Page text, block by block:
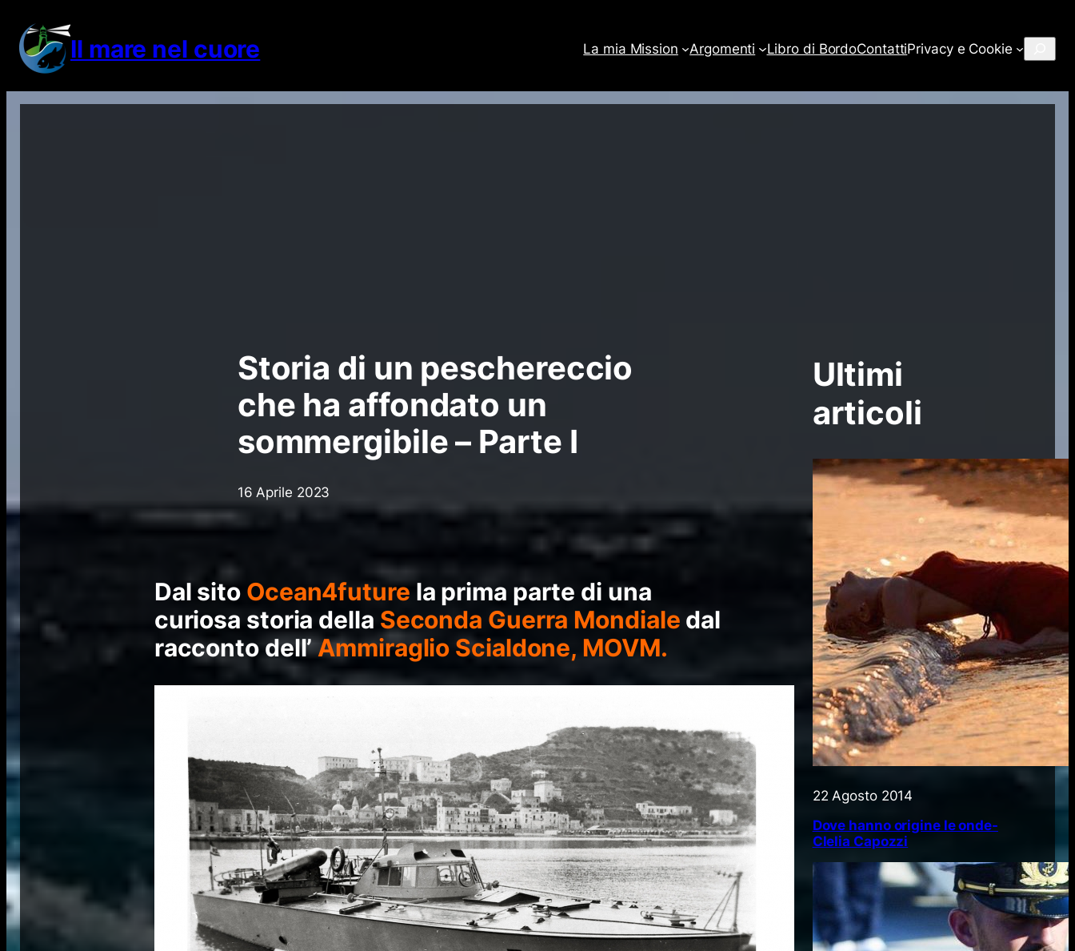
contenuto Il mare nel cuore La mia Mission Argomenti Libro di BordoContattiPrivacy e Cookie
Storia di un peschereccio
che ha affondato un
sommergibile – Parte I
16 Aprile 2023
Dal sito Ocean4future la prima parte di una
curiosa storia della Seconda Guerra Mondiale dal
racconto dell’Ammiraglio Scialdone, MOVM.
Ultimi
articoli
22 Agosto 2014
Dove hanno origine le onde-
Clelia Capozzi